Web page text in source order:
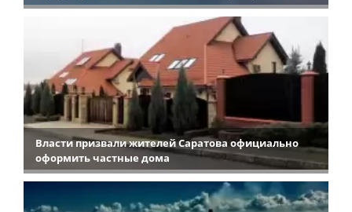
Власти призвали жителей Саратова официально
оформить частные дома